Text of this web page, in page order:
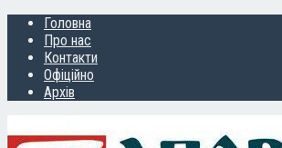
Головна
Про нас
Контакти
Офіційно
Архів